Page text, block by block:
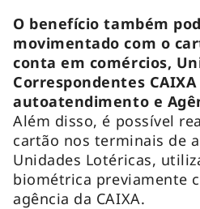
O benefício também
movimentado com o
conta em comércios,
Correspondentes
autoatendimento e
Além disso, é possível
cartão nos terminais de
Unidades Lotéricas,
biométrica previamente
agência da CAIXA.